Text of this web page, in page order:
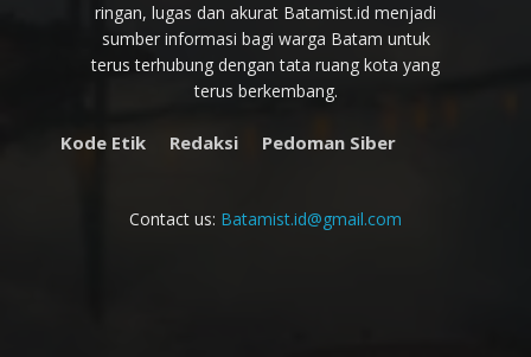
ringan, lugas dan akurat Batamist.id menjadi
sumber informasi bagi warga Batam untuk
terus terhubung dengan tata ruang kota yang
terus berkembang.
Kode Etik Redaksi Pedoman Siber
Contact us: Batamist.id@gmail.com